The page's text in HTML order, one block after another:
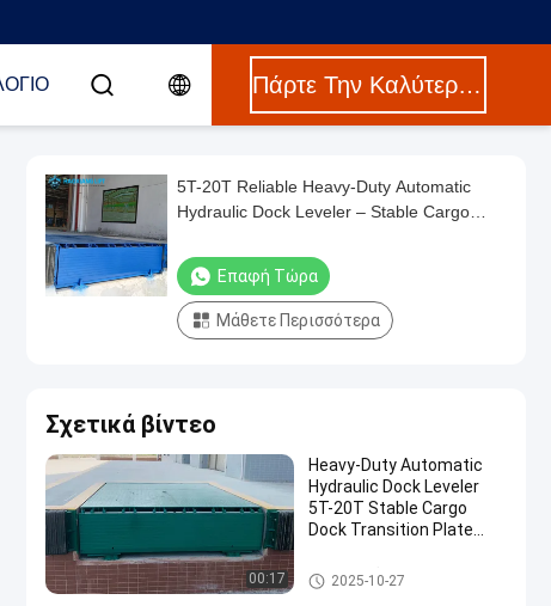
Πάρτε Την Καλύτερη Τιμή
5T-20T Reliable Heavy-Duty Automatic
Hydraulic Dock Leveler – Stable Cargo
Επαφή Τώρα
Μάθετε Περισσότερα
Σχετικά βίντεο
00:17
Heavy-Duty Automatic
Hydraulic Dock Leveler
5T-20T Stable Cargo
Dock Transition Plate
Υδραυλικός ισοπεδωτής απο
βάθρας
2025-10-27